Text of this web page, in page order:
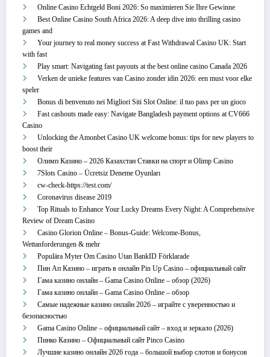
Online Casino Echtgeld Boni 2026: So maximieren Sie Ihre Gewinne
Best Online Casino South Africa 2026: A deep dive into thrilling casino
games and
Your journey to real money success at Fast Withdrawal Casino UK: Start
with fast
Play smart: Navigating fast payouts at the best online casino Canada 2026
Verken de unieke features van Casino zonder idin 2026: een must voor elke
speler
Bonus di benvenuto nei Migliori Siti Slot Online: il tuo pass per un gioco
Fast cashouts made easy: Navigate Bangladesh payment options at CV666
Casino
Unlocking the Amonbet Casino UK welcome bonus: tips for new players to
boost their
Олимп Казино – 2026 Казахстан Ставки на спорт и Olimp Casino
7Slots Casino – Ücretsiz Deneme Oyunları
cw-check-https://test.com/
Coronavirus disease 2019
Top Rituals to Enhance Your Lucky Dreams Every Night: A Comprehensive
Review of Dream Casino
Casino Glorion Online – Bonus‑Guide: Welcome‑Bonus,
Wettanforderungen & mehr
Populära Myter Om Casino Utan BankID Förklarade
Пин Ап Казино – играть в онлайн Pin Up Casino – официальный сайт
Гама казино онлайн – Gama Casino Online – обзор (2026)
Гама казино онлайн – Gama Casino Online – обзор
Самые надежные казино онлайн 2026 – играйте с уверенностью и
безопасностью
Gama Casino Online – официальный сайт – вход и зеркало (2026)
Пинко Казино – Официальный сайт Pinco Casino
Лучшие казино онлайн 2026 года – большой выбор слотов и бонусов